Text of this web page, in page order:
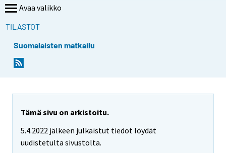
Avaa valikko
TILASTOT
Suomalaisten matkailu
Tämä sivu on arkistoitu.
5.4.2022 jälkeen julkaistut tiedot löydät
uudistetulta sivustolta.